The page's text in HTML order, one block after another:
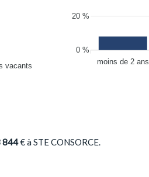
vacants
20 %
0 %
moins de 2 ans
844€ à STE CONSORCE.